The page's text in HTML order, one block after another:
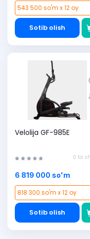
543 500 so'm x 12 oy
Sotib olish
Velolija GF-985E
0 ta
6 819 000 so'm
818 300 so'm x 12 oy
Sotib olish